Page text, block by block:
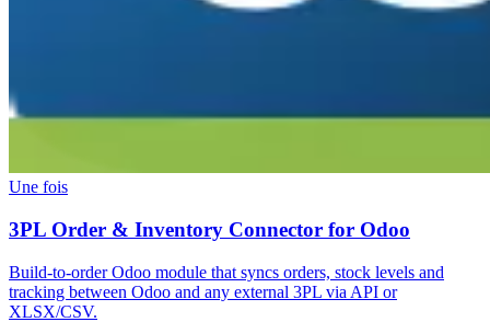
Une fois
3PL Order & Inventory Connector for Odoo
Build-to-order Odoo module that syncs orders, stock levels and
tracking between Odoo and any external 3PL via API or
XLSX/CSV.